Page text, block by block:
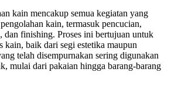
kain mencakup semua kegiatan yang
kain, termasuk pencucian,
dan finishing. Proses ini bertujuan untuk
kain, baik dari segi estetika maupun
telah disempurnakan sering digunakan
mulai dari pakaian hingga barang-barang